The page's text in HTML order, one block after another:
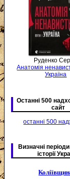
Руденко
Анатомія
Україна
Останні 500
сайт
останні 500
Визначні періоди
історії